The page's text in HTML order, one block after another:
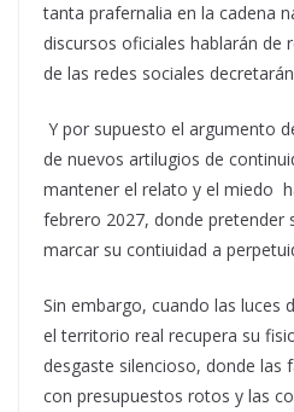
tanta prafernalia en la cadena
discursos oficiales hablarán de
de las redes sociales
Y por supuesto el argumento
de nuevos artilugios de
mantener el relato y el miedo
febrero 2027, donde pretender
marcar su contiuidad a
Sin embargo, cuando las luces
el territorio real recupera su
desgaste silencioso, donde las
con presupuestos rotos y las